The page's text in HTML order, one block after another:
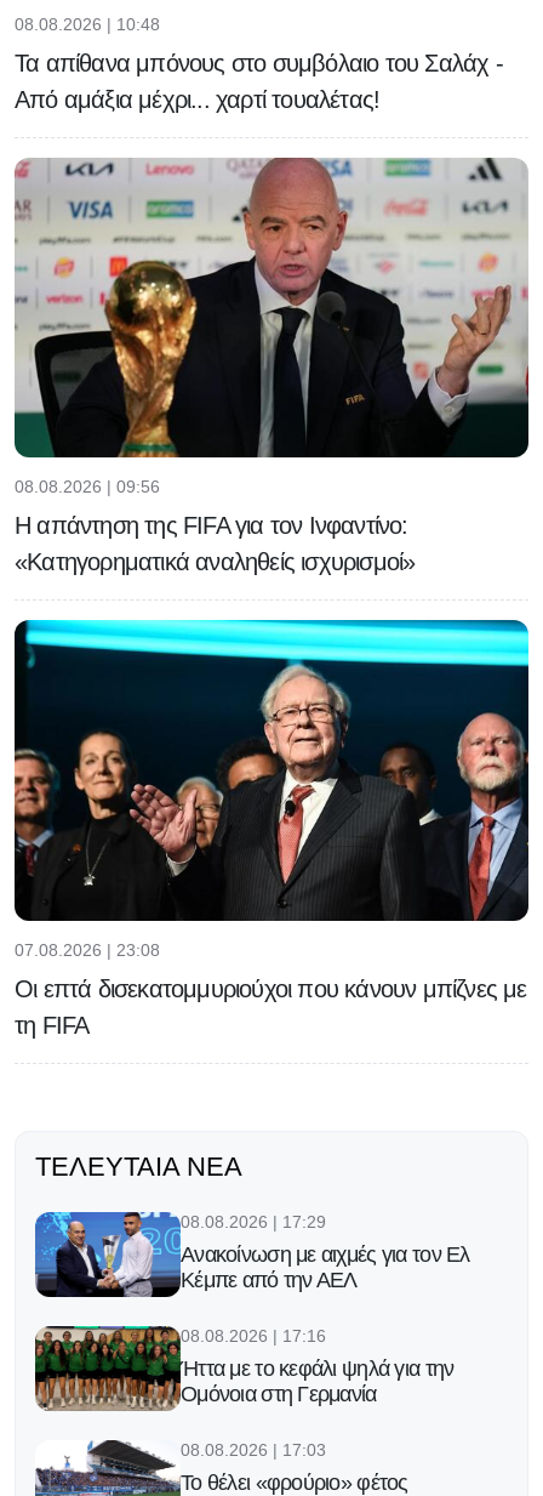
08.08.2026 | 10:48
Τα απίθανα μπόνους στο συμβόλαιο του Σαλάχ -
Από αμάξια μέχρι... χαρτί τουαλέτας!
08.08.2026 | 09:56
Η απάντηση της FIFA για τον Ινφαντίνο:
«Κατηγορηματικά αναληθείς ισχυρισμοί»
07.08.2026 | 23:08
Οι επτά δισεκατομμυριούχοι που κάνουν μπίζνες με
τη FIFA
ΤΕΛΕΥΤΑΊΑ ΝΈΑ
08.08.2026 | 17:29
Ανακοίνωση με αιχμές για τον Ελ
Κέμπε από την ΑΕΛ
08.08.2026 | 17:16
Ήττα με το κεφάλι ψηλά για την
Ομόνοια στη Γερμανία
08.08.2026 | 17:03
Το θέλει «φρούριο» φέτος